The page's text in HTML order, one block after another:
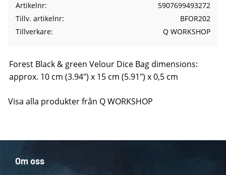
Artikelnr
5907699493272
Tillv. artikelnr
BFOR202
Tillverkare
Q WORKSHOP
Forest Black & green Velour Dice Bag dimensions:
approx. 10 cm (3.94") x 15 cm (5.91") x 0,5 cm
Visa alla produkter från Q WORKSHOP
Om oss